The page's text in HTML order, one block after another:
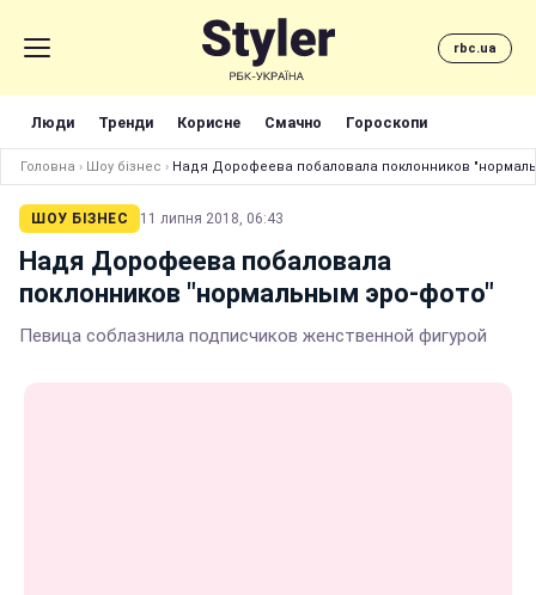
rbc.ua
Люди Тренди Корисне Смачно Гороскопи
Головна › Шоу бізнес › Надя Дорофеева побаловала поклонников
ШОУ БІЗНЕС 11 липня 2018, 06:43
Надя Дорофеева побаловала
поклонников "нормальным эро-фото"
Певица соблазнила подписчиков женственной фигурой